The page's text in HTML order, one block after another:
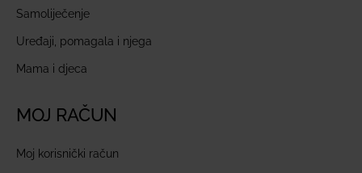
Samoliječenje
Uređaji, pomagala i njega
Mama i djeca
MOJ RAČUN
Moj korisnički račun